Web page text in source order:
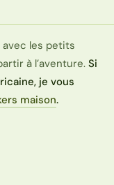
avec les petits
à l’aventure. Si
je vous
maison.